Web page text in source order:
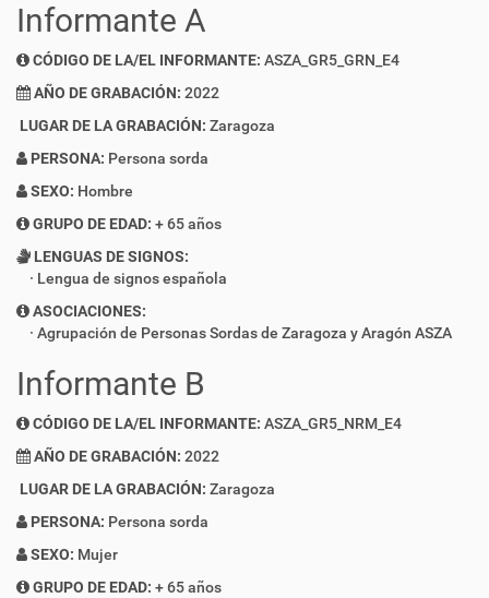
Informante A
CÓDIGO DE LA/EL INFORMANTE: ASZA_GR5_GRN_E4
AÑO DE GRABACIÓN: 2022
LUGAR DE LA GRABACIÓN: Zaragoza
PERSONA: Persona sorda
SEXO: Hombre
GRUPO DE EDAD: + 65 años
LENGUAS DE SIGNOS:
Lengua de signos española
ASOCIACIONES:
Agrupación de Personas Sordas de Zaragoza y Aragón ASZA
Informante B
CÓDIGO DE LA/EL INFORMANTE: ASZA_GR5_NRM_E4
AÑO DE GRABACIÓN: 2022
LUGAR DE LA GRABACIÓN: Zaragoza
PERSONA: Persona sorda
SEXO: Mujer
GRUPO DE EDAD: + 65 años